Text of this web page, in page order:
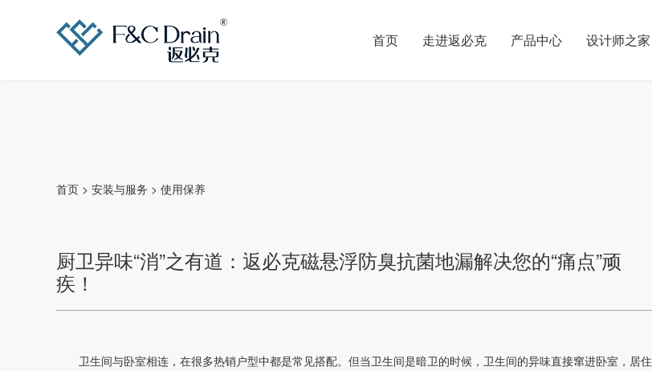
首页 走进返必克 产品中心 设计师之家
首页> 安装与服务 > 使用保养
厨卫异味“消”之有道：返必克磁悬浮防臭抗菌地漏解决您的“痛点”顽
疾！
卫生间与卧室相连，在很多热销户型中都是常见搭配。但当卫生间是暗卫的时候，卫生间的异味直接窜进卧室，居住